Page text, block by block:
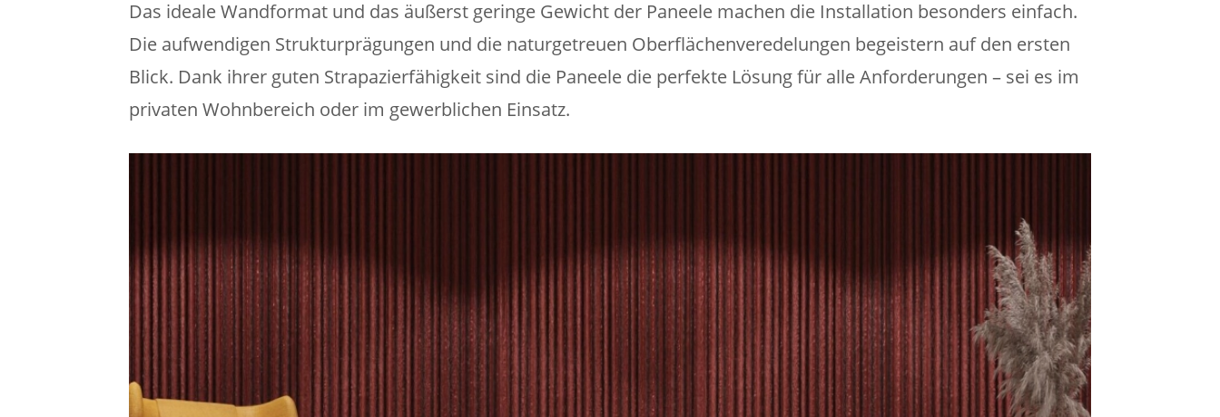
Das ideale Wandformat und das äußerst geringe Gewicht der Paneele machen die Installation besonders einfach.
Die aufwendigen Strukturprägungen und die naturgetreuen Oberflächenveredelungen begeistern auf den ersten
Blick. Dank ihrer guten Strapazierfähigkeit sind die Paneele die perfekte Lösung für alle Anforderungen – sei es im
privaten Wohnbereich oder im gewerblichen Einsatz.